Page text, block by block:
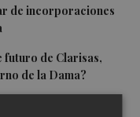
de incorporaciones
futuro de Clarisas,
de la Dama?